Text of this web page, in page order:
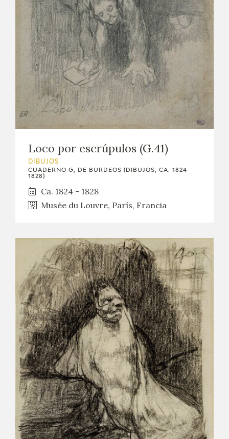
PROGRAMACIÓN
EXPOSICIONES
ACTIVIDADES
ACTUALIDAD
SALA DE PRENSA
FRANCISCO DE GOYA
BIOGRAFÍA
EL VIAJE DE GOYA
CATÁLOGO
GOYA EN EL MUNDO
GOYA EN ARAGÓN
PREMIO ARAGÓN GOYA
EDICIONES
PUBLICACIONES
TIENDA
Loco por escrúpulos (G.41)
DIBUJOS
CUADERNO G, DE BURDEOS (DIBUJOS, CA. 1824-
1828)
Ca. 1824 - 1828
Musée du Louvre, París, Francia